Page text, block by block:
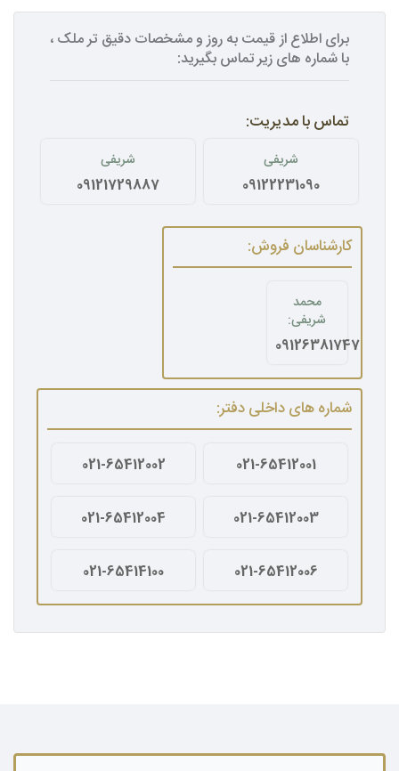
برای اطلاع از قیمت به روز و مشخصات دقیق تر ملک ،
با شماره های زیر تماس بگیرید:
تماس با مدیریت:
شریفی
09122231090
شریفی
09121729887
کارشناسان فروش:
محمد
شریفی:
09126381747
شماره های داخلی دفتر:
021-65412001
021-65412002
021-65412003
021-65412004
021-65412006
021-65414100